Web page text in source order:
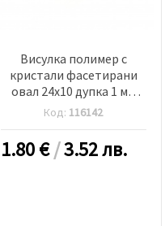
Висулка полимер с
кристали фасетирани
овал 24x10 дупка 1 мм
цвят черен
Код: 116142
1.80€/3.52 лв.